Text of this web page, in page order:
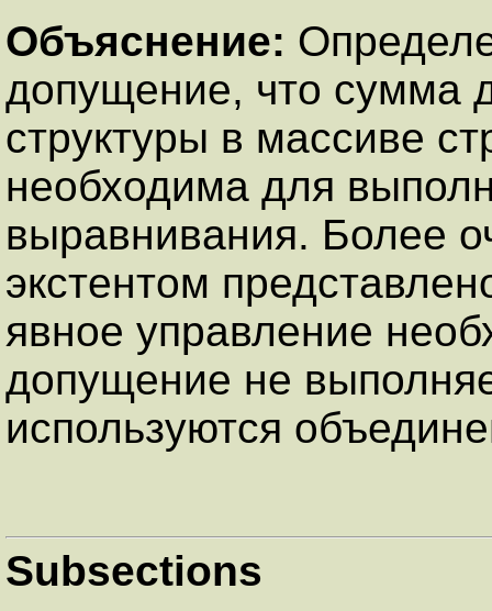
Объяснение:
допущение, что сумма
структуры в массиве
необходима для
выравнивания. Более
экстентом
явное управление
допущение не
используются
Subsections